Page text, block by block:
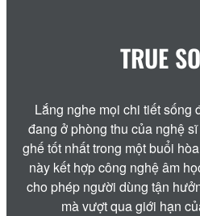
TRUE
Lắng nghe mọi chi tiết sống
đang ở phòng thu của nghệ
ghế tốt nhất trong một buổi
này kết hợp công nghệ âm
cho phép người dùng tận
mà vượt qua giới hạn